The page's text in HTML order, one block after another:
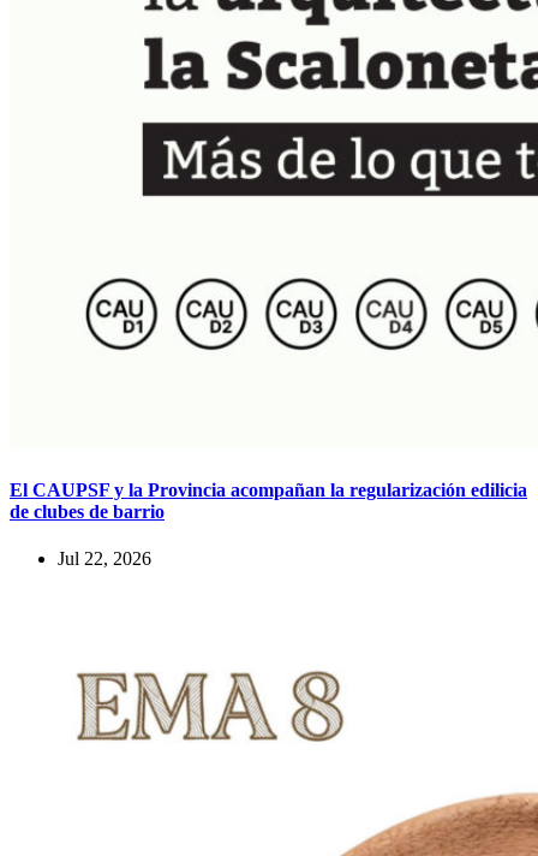
El CAUPSF y la Provincia acompañan la regularización edilicia
de clubes de barrio
Jul 22, 2026